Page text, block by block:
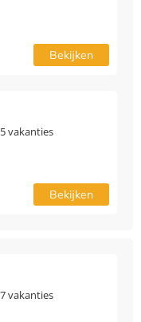
Bekijken
vakanties
Bekijken
vakanties